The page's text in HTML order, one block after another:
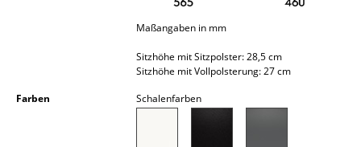
Maßangaben in mm
Sitzhöhe mit Sitzpolster: 28,5 cm
Sitzhöhe mit Vollpolsterung: 27 cm
Farben Schalenfarben